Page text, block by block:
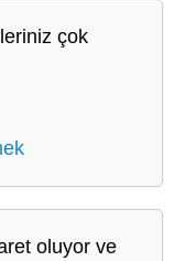
çok
oluyor ve